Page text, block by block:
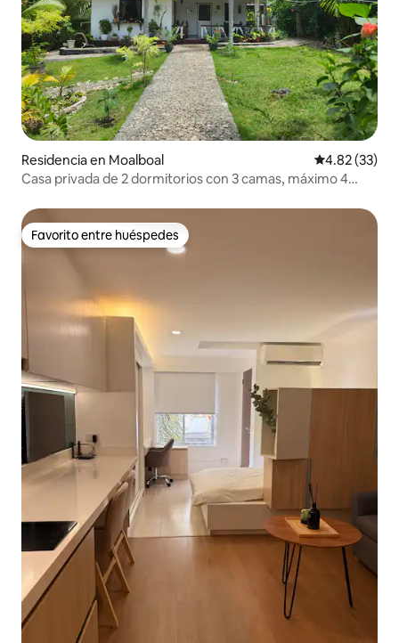
Residencia en Moalboal Calificación
4.82 (33)
Casa privada de 2 dormitorios con 3 camas, máximo 4
Favorito entre huéspedes
Favorito entre huéspedes